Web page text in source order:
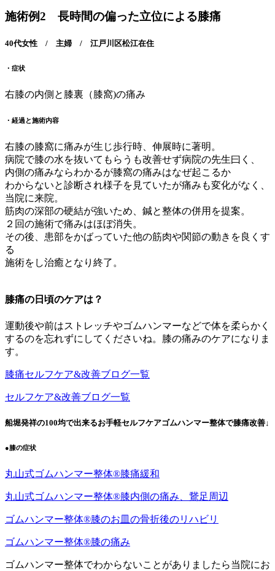
施術例2 長時間の偏った立位による膝痛
40代女性 / 主婦 / 江戸川区松江在住
・症状
右膝の内側と膝裏（膝窩)の痛み
・経過と施術内容
右膝の膝窩に痛みが生じ歩行時、伸展時に著明。
病院で膝の水を抜いてもらうも改善せず病院の先生曰く、
内側の痛みならわかるが膝窩の痛みはなぜ起こるか
わからないと診断され様子を見ていたが痛みも変化がなく、
当院に来院。
筋肉の深部の硬結が強いため、鍼と整体の併用を提案。
２回の施術で痛みはほぼ消失。
その後、患部をかばっていた他の筋肉や関節の動きを良くす
る
施術をし治癒となり終了。
膝痛の日頃のケアは？
運動後や前はストレッチやゴムハンマーなどで体を柔らかく
するのを忘れずにしてくださいね。膝の痛みのケアになりま
す。
膝痛セルフケア&改善ブログ一覧
セルフケア&改善ブログ一覧
船堀発祥の100均で出来るお手軽セルフケアゴムハンマー整体で膝痛改善↓
●膝の症状
丸山式ゴムハンマー整体®︎膝痛緩和
丸山式ゴムハンマー整体®︎膝内側の痛み、鵞足周辺
ゴムハンマー整体®︎膝のお皿の骨折後のリハビリ
ゴムハンマー整体®️膝の痛み
ゴムハンマー整体でわからないことがありましたら当院にお